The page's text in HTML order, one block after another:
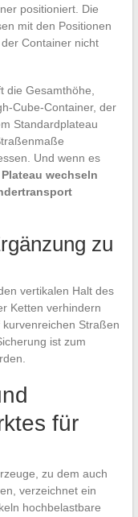
positioniert. Die
mit den Positionen
Container nicht
die Gesamthöhe,
Cube-Container, der
Standardplateau
Und wenn es
wechseln
zu
vertikalen Halt des
Ketten verhindern
Straßen
ist zum
für
zu dem auch
verzeichnet ein
hochbelastbare